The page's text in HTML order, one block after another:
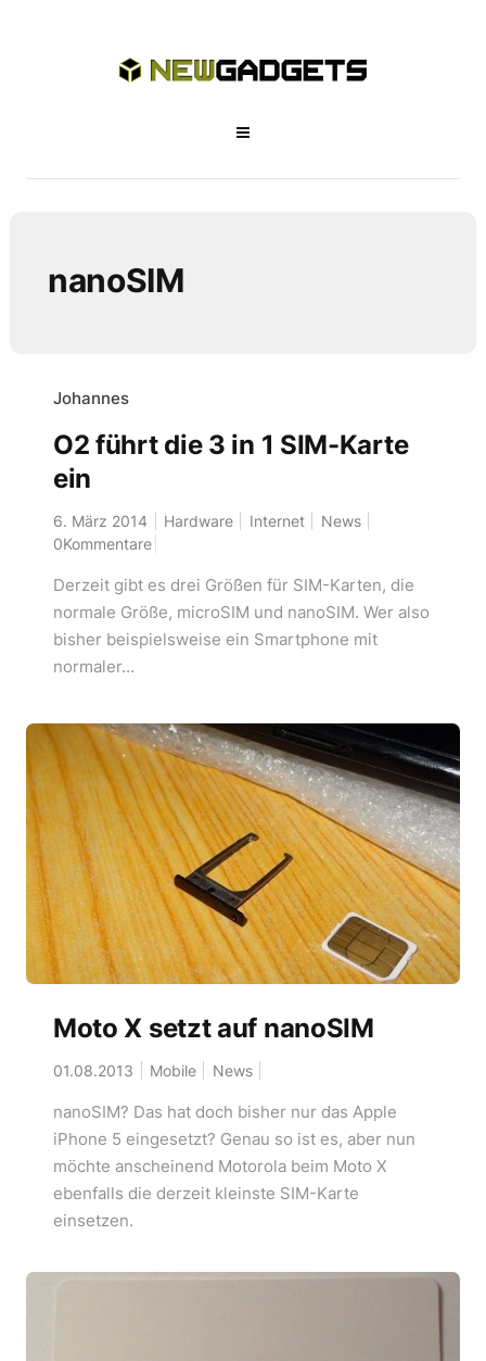
nanoSIM
Johannes
O2 führt die 3 in 1 SIM-Karte
ein
6. März 2014 Hardware Internet
News
0Kommentare
Derzeit gibt es drei Größen für SIM-Karten, die
normale Größe, microSIM und nanoSIM. Wer also
bisher beispielsweise ein Smartphone mit
normaler...
Moto X setzt auf nanoSIM
01.08.2013 Mobile News
nanoSIM? Das hat doch bisher nur das Apple
iPhone 5 eingesetzt? Genau so ist es, aber nun
möchte anscheinend Motorola beim Moto X
ebenfalls die derzeit kleinste SIM-Karte
einsetzen.